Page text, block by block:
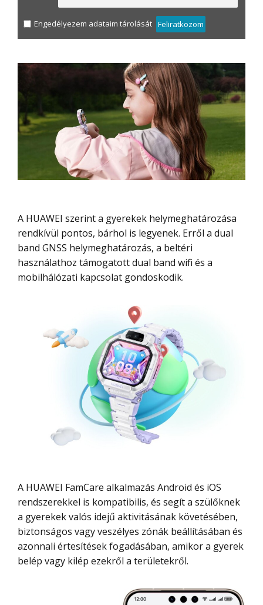
Engedélyezem adataim tárolását Feliratkozom
A HUAWEI szerint a gyerekek helymeghatározása
rendkívül pontos, bárhol is legyenek. Erről a dual
band GNSS helymeghatározás, a beltéri
használathoz támogatott dual band wifi és a
mobilhálózati kapcsolat gondoskodik.
A HUAWEI FamCare alkalmazás Android és iOS
rendszerekkel is kompatibilis, és segít a szülőknek
a gyerekek valós idejű aktivitásának követésében,
biztonságos vagy veszélyes zónák beállításában és
azonnali értesítések fogadásában, amikor a gyerek
belép vagy kilép ezekről a területekről.